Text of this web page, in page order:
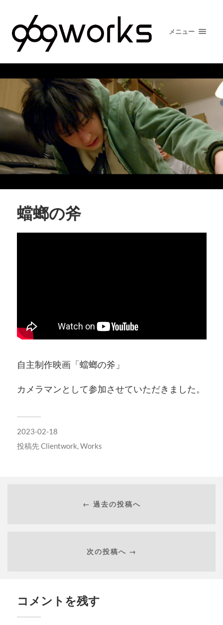
メニュー
蟷螂の斧
自主制作映画「蟷螂の斧」
カメラマンとして参加させていただきました。
2023-02-18
投稿先Clientwork,Works
← 過去の投稿へ
次の投稿へ →
コメントを残す